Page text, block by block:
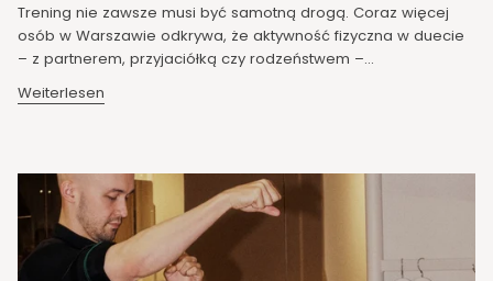
Trening nie zawsze musi być samotną drogą. Coraz więcej
osób w Warszawie odkrywa, że aktywność fizyczna w duecie
– z partnerem, przyjaciółką czy rodzeństwem –...
Weiterlesen